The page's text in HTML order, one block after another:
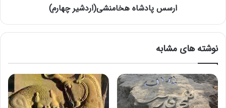
ارسس پادشاه هخامنشی(اردشیر چهارم)
نوشته های مشابه